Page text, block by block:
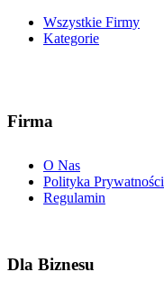
Wszystkie Firmy
Kategorie
Firma
O Nas
Polityka Prywatności
Regulamin
Dla Biznesu